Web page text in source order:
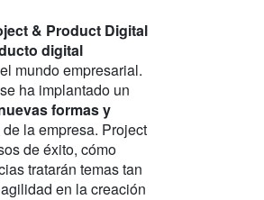
& Product Digital
digital
mundo empresarial.
ha implantado un
formas y
la empresa. Project
de éxito, cómo
tratarán temas tan
en la creación